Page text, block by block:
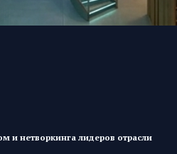
и нетворкинга лидеров отрасли